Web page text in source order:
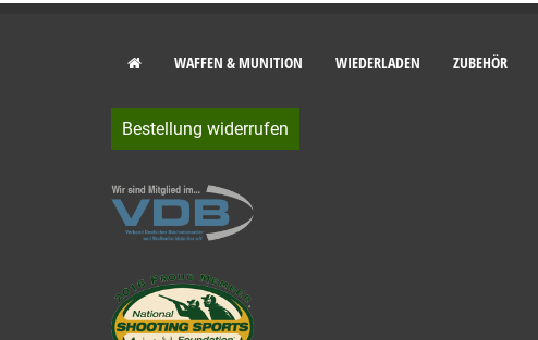
WAFFEN & MUNITION WIEDERLADEN ZUBEHÖR
Bestellung widerrufen